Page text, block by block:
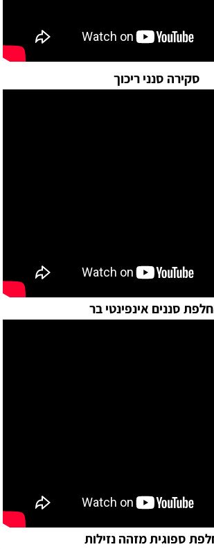
סקירה סנני ריכוך
סננים אינפינטי בר
ספוגית מזהה נזילות